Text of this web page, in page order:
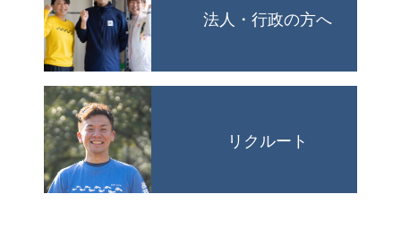
法人・行政の方へ
リクルート